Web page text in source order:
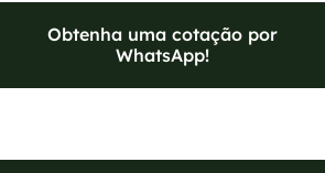
Obtenha uma cotação por
WhatsApp!